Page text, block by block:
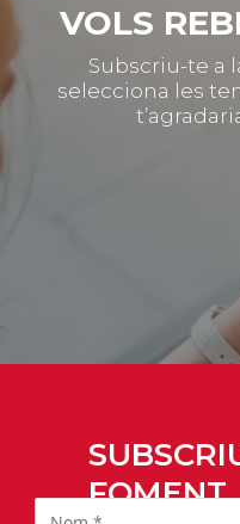
VOLS
Subscriu-te a
selecciona les
FOMENT